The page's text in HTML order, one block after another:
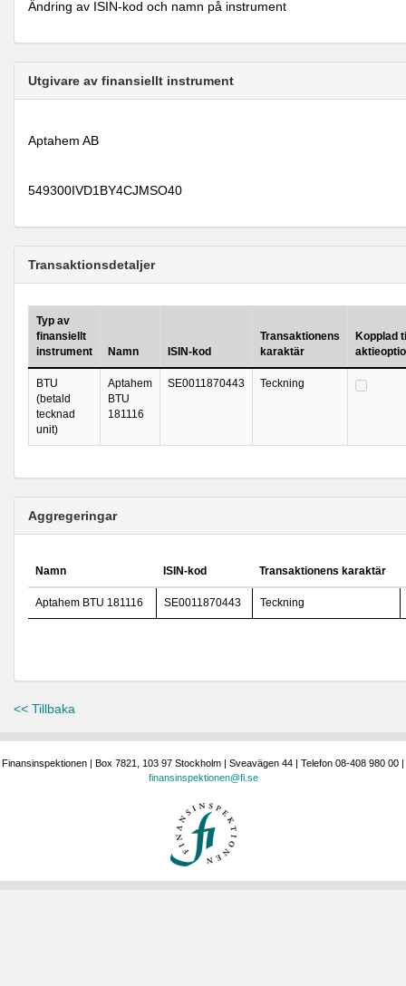
Ändring av ISIN-kod och namn på instrument
Utgivare av finansiellt instrument
Aptahem AB
549300IVD1BY4CJMSO40
Transaktionsdetaljer
Typ av
finansiellt
instrument
Namn ISIN-kod
Transaktionens
karaktär
Kopplad
BTU
(betald
tecknad
unit)
Aptahem
BTU
181116
SE0011870443 Teckning
Aggregeringar
Namn ISIN-kod Transaktionens karaktär
Aptahem BTU 181116 SE0011870443 Teckning
<< Tillbaka
Finansinspektionen | Box 7821, 103 97 Stockholm | Sveavägen 44 | Telefon 08-408 980 00 |
finansinspektionen@fi.se